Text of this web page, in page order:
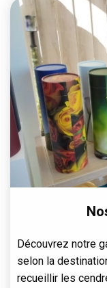
Découvrez notre
selon la
recueillir les